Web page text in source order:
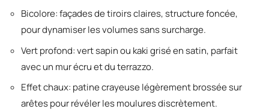
Bicolore: façades de tiroirs claires, structure foncée,
pour dynamiser les volumes sans surcharge.
Vert profond: vert sapin ou kaki grisé en satin, parfait
avec un mur écru et du terrazzo.
Effet chaux: patine crayeuse légèrement brossée sur
arêtes pour révéler les moulures discrètement.